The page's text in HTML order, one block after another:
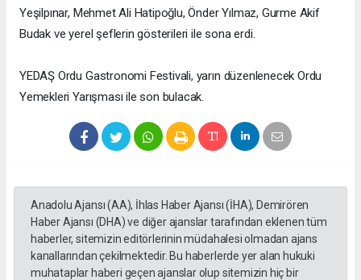
Yeşilpınar, Mehmet Ali Hatipoğlu, Önder Yılmaz, Gurme Akif
Budak ve yerel şeflerin gösterileri ile sona erdi.
YEDAŞ Ordu Gastronomi Festivali, yarın düzenlenecek Ordu
Yemekleri Yarışması ile son bulacak.
Anadolu Ajansı (AA), İhlas Haber Ajansı (İHA), Demirören
Haber Ajansı (DHA) ve diğer ajanslar tarafından eklenen tüm
haberler, sitemizin editörlerinin müdahalesi olmadan ajans
kanallarından çekilmektedir. Bu haberlerde yer alan hukuki
muhataplar haberi geçen ajanslar olup sitemizin hiç bir